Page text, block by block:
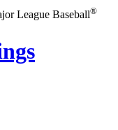
League Baseball®